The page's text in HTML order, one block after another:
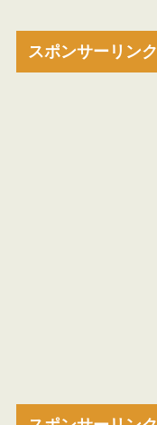
スポンサーリンク